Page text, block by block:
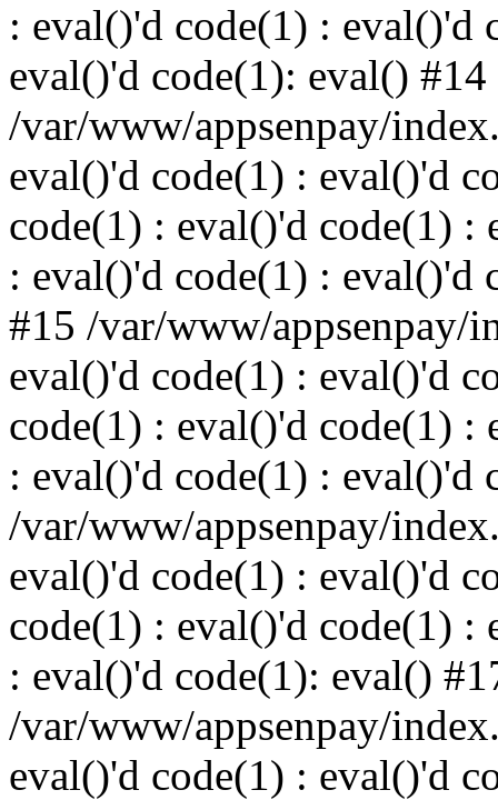
: eval()'d code(1) : eval()'d
eval()'d code(1): eval() #14
/var/www/appsenpay/
eval()'d code(1) : eval()'d
code(1) : eval()'d code(1) :
: eval()'d code(1) : eval()'d
#15 /var/www/appsenpay/
eval()'d code(1) : eval()'d
code(1) : eval()'d code(1) :
: eval()'d code(1) : eval()'d
/var/www/appsenpay/
eval()'d code(1) : eval()'d
code(1) : eval()'d code(1) :
: eval()'d code(1): eval()
/var/www/appsenpay/
eval()'d code(1) : eval()'d